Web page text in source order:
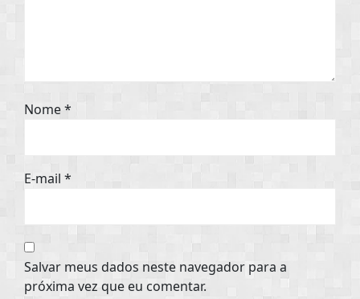
Nome*
E-mail *
Salvar meus dados neste navegador para a
próxima vez que eu comentar.